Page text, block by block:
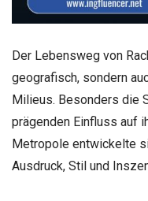
Der Lebensweg von
geografisch, sondern
Milieus. Besonders die
prägenden Einfluss auf
Metropole entwickelte
Ausdruck, Stil und